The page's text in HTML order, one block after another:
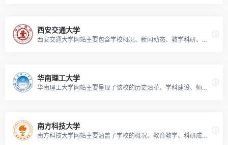
西安交通大学
西安交通大学网站主要包含学校概况、新闻动态、教学科研、招生就业等内容，展示了学校的历史、办学特色、学术成果以及校园生活等方面的信息。
华南理工大学
华南理工大学网站主要呈现了该校的历史沿革、学科建设、师资力量、科研创新、招生信息及校园动态等内容。
南方科技大学
南方科技大学网站主要涵盖了学校的概况、教育教学、科研成果、招生就业、校园生活等多方面信息。